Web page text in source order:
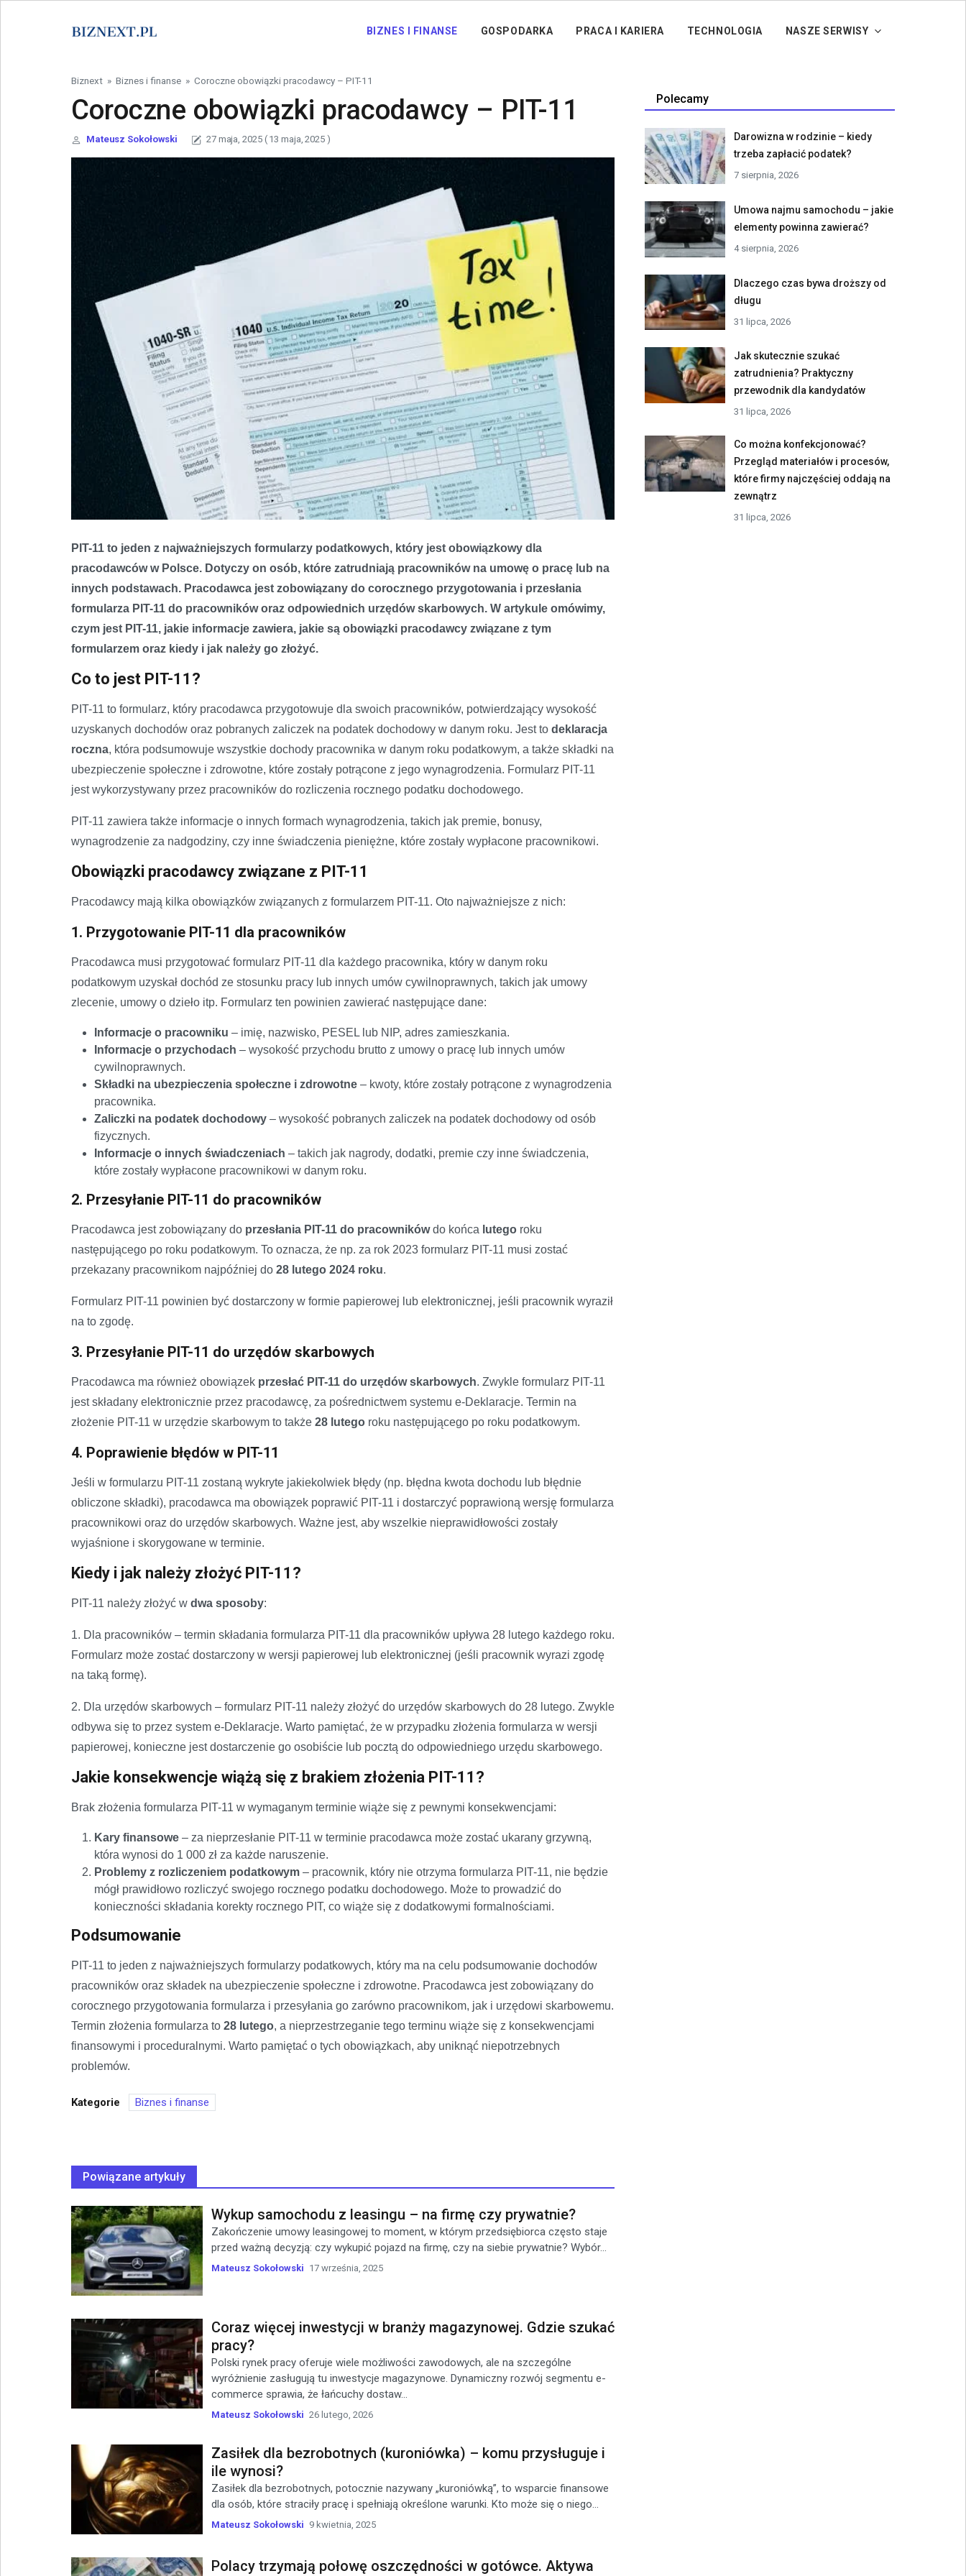
BIZNES I FINANSE GOSPODARKA PRACA I KARIERA TECHNOLOGIA NASZE SERWISY
Biznext » Biznes i finanse » Coroczne obowiązki pracodawcy – PIT-11
Coroczne obowiązki pracodawcy – PIT-11
Mateusz Sokołowski 27 maja, 2025 ( 13 maja, 2025 )
PIT-11 to jeden z najważniejszych formularzy podatkowych, który jest obowiązkowy dla
pracodawców w Polsce. Dotyczy on osób, które zatrudniają pracowników na umowę o pracę lub na
innych podstawach. Pracodawca jest zobowiązany do corocznego przygotowania i przesłania
formularza PIT-11 do pracowników oraz odpowiednich urzędów skarbowych. W artykule omówimy,
czym jest PIT-11, jakie informacje zawiera, jakie są obowiązki pracodawcy związane z tym
formularzem oraz kiedy i jak należy go złożyć.
Co to jest PIT-11?
PIT-11 to formularz, który pracodawca przygotowuje dla swoich pracowników, potwierdzający wysokość
uzyskanych dochodów oraz pobranych zaliczek na podatek dochodowy w danym roku. Jest to deklaracja
roczna, która podsumowuje wszystkie dochody pracownika w danym roku podatkowym, a także składki na
ubezpieczenie społeczne i zdrowotne, które zostały potrącone z jego wynagrodzenia. Formularz PIT-11
jest wykorzystywany przez pracowników do rozliczenia rocznego podatku dochodowego.
PIT-11 zawiera także informacje o innych formach wynagrodzenia, takich jak premie, bonusy,
wynagrodzenie za nadgodziny, czy inne świadczenia pieniężne, które zostały wypłacone pracownikowi.
Obowiązki pracodawcy związane z PIT-11
Pracodawcy mają kilka obowiązków związanych z formularzem PIT-11. Oto najważniejsze z nich:
1. Przygotowanie PIT-11 dla pracowników
Pracodawca musi przygotować formularz PIT-11 dla każdego pracownika, który w danym roku
podatkowym uzyskał dochód ze stosunku pracy lub innych umów cywilnoprawnych, takich jak umowy
zlecenie, umowy o dzieło itp. Formularz ten powinien zawierać następujące dane:
Informacje o pracowniku – imię, nazwisko, PESEL lub NIP, adres zamieszkania.
Informacje o przychodach – wysokość przychodu brutto z umowy o pracę lub innych umów
cywilnoprawnych.
Składki na ubezpieczenia społeczne i zdrowotne – kwoty, które zostały potrącone z wynagrodzenia
pracownika.
Zaliczki na podatek dochodowy – wysokość pobranych zaliczek na podatek dochodowy od osób
fizycznych.
Informacje o innych świadczeniach – takich jak nagrody, dodatki, premie czy inne świadczenia,
które zostały wypłacone pracownikowi w danym roku.
2. Przesyłanie PIT-11 do pracowników
Pracodawca jest zobowiązany do przesłania PIT-11 do pracownikówdo końca lutego roku
następującego po roku podatkowym. To oznacza, że np. za rok 2023 formularz PIT-11 musi zostać
przekazany pracownikom najpóźniej do 28 lutego 2024 roku.
Formularz PIT-11 powinien być dostarczony w formie papierowej lub elektronicznej, jeśli pracownik wyraził
na to zgodę.
3. Przesyłanie PIT-11 do urzędów skarbowych
Pracodawca ma również obowiązek przesłać PIT-11 do urzędów skarbowych. Zwykle formularz PIT-11
jest składany elektronicznie przez pracodawcę, za pośrednictwem systemu e-Deklaracje. Termin na
złożenie PIT-11 w urzędzie skarbowym to także 28 lutego roku następującego po roku podatkowym.
4. Poprawienie błędów w PIT-11
Jeśli w formularzu PIT-11 zostaną wykryte jakiekolwiek błędy (np. błędna kwota dochodu lub błędnie
obliczone składki), pracodawca ma obowiązek poprawić PIT-11 i dostarczyć poprawioną wersję formularza
pracownikowi oraz do urzędów skarbowych. Ważne jest, aby wszelkie nieprawidłowości zostały
wyjaśnione i skorygowane w terminie.
Kiedy i jak należy złożyć PIT-11?
PIT-11 należy złożyć w dwa sposoby:
1. Dla pracowników – termin składania formularza PIT-11 dla pracowników upływa 28 lutego każdego roku.
Formularz może zostać dostarczony w wersji papierowej lub elektronicznej (jeśli pracownik wyrazi zgodę
na taką formę).
2. Dla urzędów skarbowych – formularz PIT-11 należy złożyć do urzędów skarbowych do 28 lutego. Zwykle
odbywa się to przez system e-Deklaracje. Warto pamiętać, że w przypadku złożenia formularza w wersji
papierowej, konieczne jest dostarczenie go osobiście lub pocztą do odpowiedniego urzędu skarbowego.
Jakie konsekwencje wiążą się z brakiem złożenia PIT-11?
Brak złożenia formularza PIT-11 w wymaganym terminie wiąże się z pewnymi konsekwencjami:
Kary finansowe – za nieprzesłanie PIT-11 w terminie pracodawca może zostać ukarany grzywną,
która wynosi do 1 000 zł za każde naruszenie.
Problemy z rozliczeniem podatkowym – pracownik, który nie otrzyma formularza PIT-11, nie będzie
mógł prawidłowo rozliczyć swojego rocznego podatku dochodowego. Może to prowadzić do
konieczności składania korekty rocznego PIT, co wiąże się z dodatkowymi formalnościami.
Podsumowanie
PIT-11 to jeden z najważniejszych formularzy podatkowych, który ma na celu podsumowanie dochodów
pracowników oraz składek na ubezpieczenie społeczne i zdrowotne. Pracodawca jest zobowiązany do
corocznego przygotowania formularza i przesyłania go zarówno pracownikom, jak i urzędowi skarbowemu.
Termin złożenia formularza to 28 lutego, a nieprzestrzeganie tego terminu wiąże się z konsekwencjami
finansowymi i proceduralnymi. Warto pamiętać o tych obowiązkach, aby uniknąć niepotrzebnych
problemów.
Kategorie Biznes i finanse
Powiązane artykuły
Wykup samochodu z leasingu – na firmę czy prywatnie?
Zakończenie umowy leasingowej to moment, w którym przedsiębiorca często staje
przed ważną decyzją: czy wykupić pojazd na firmę, czy na siebie prywatnie? Wybór...
Mateusz Sokołowski 17 września, 2025
Coraz więcej inwestycji w branży magazynowej. Gdzie szukać
pracy?
Polski rynek pracy oferuje wiele możliwości zawodowych, ale na szczególne
wyróżnienie zasługują tu inwestycje magazynowe. Dynamiczny rozwój segmentu e-
commerce sprawia, że łańcuchy dostaw...
Mateusz Sokołowski 26 lutego, 2026
Zasiłek dla bezrobotnych (kuroniówka) – komu przysługuje i
ile wynosi?
Zasiłek dla bezrobotnych, potocznie nazywany „kuroniówką”, to wsparcie finansowe
dla osób, które straciły pracę i spełniają określone warunki. Kto może się o niego...
Mateusz Sokołowski 9 kwietnia, 2025
Polacy trzymają połowę oszczędności w gotówce. Aktywa
Polecamy
Darowizna w rodzinie – kiedy
trzeba zapłacić podatek?
7 sierpnia, 2026
Umowa najmu samochodu – jakie
elementy powinna zawierać?
4 sierpnia, 2026
Dlaczego czas bywa droższy od
długu
31 lipca, 2026
Jak skutecznie szukać
zatrudnienia? Praktyczny
przewodnik dla kandydatów
31 lipca, 2026
Co można konfekcjonować?
Przegląd materiałów i procesów,
które firmy najczęściej oddają na
zewnątrz
31 lipca, 2026